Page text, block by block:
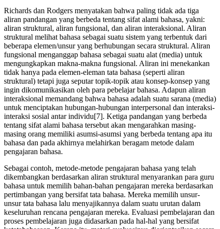
Richards dan Rodgers menyatakan bahwa paling tidak ada tiga
aliran pandangan yang berbeda tentang sifat alami bahasa, yakni:
aliran struktural, aliran fungsional, dan aliran interaksional. Aliran
struktural melihat bahasa sebagai suatu sistem yang terbentuk dari
beberapa elemen/unsur yang berhubungan secara struktural. Aliran
fungsional menganggap bahasa sebagai suatu alat (media) untuk
mengungkapkan makna-makna fungsional. Aliran ini menekankan
tidak hanya pada elemen-eleman tata bahasa (seperti aliran
struktural) tetapi juga seputar topik-topik atau konsep-konsep yang
ingin dikomunikasikan oleh para pebelajar bahasa. Adapun aliran
interaksional memandang bahwa bahasa adalah suatu sarana (media)
untuk menciptakan hubungan-hubungan interpersonal dan interaksi-
interaksi sosial antar individu[7]. Ketiga pandangan yang berbeda
tentang sifat alami bahasa tersebut akan mengarahkan masing-
masing orang memiliki asumsi-asumsi yang berbeda tentang apa itu
bahasa dan pada akhirnya melahirkan beragam metode dalam
pengajaran bahasa.
Sebagai contoh, metode-metode pengajaran bahasa yang telah
dikembangkan berdasarkan aliran struktural menyarankan para guru
bahasa untuk memilih bahan-bahan pengajaran mereka berdasarkan
pertimbangan yang bersifat tata bahasa. Mereka memilih unsur-
unsur tata bahasa lalu menyajikannya dalam suatu urutan dalam
keseluruhan rencana pengajaran mereka. Evaluasi pembelajaran dan
proses pembelajaran juga didasarkan pada hal-hal yang bersifat